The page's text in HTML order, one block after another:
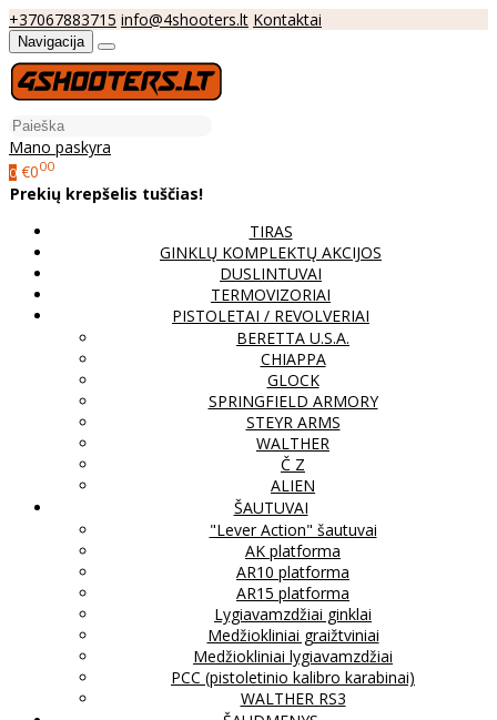
+37067883715 info@4shooters.lt Kontaktai
Navigacija
Mano paskyra
0 €000
Prekių krepšelis tuščias!
TIRAS
GINKLŲ KOMPLEKTŲ AKCIJOS
DUSLINTUVAI
TERMOVIZORIAI
PISTOLETAI / REVOLVERIAI
BERETTA U.S.A.
CHIAPPA
GLOCK
SPRINGFIELD ARMORY
STEYR ARMS
WALTHER
Č Z
ALIEN
ŠAUTUVAI
"Lever Action" šautuvai
AK platforma
AR10 platforma
AR15 platforma
Lygiavamzdžiai ginklai
Medžiokliniai graižtviniai
Medžiokliniai lygiavamzdžiai
PCC (pistoletinio kalibro karabinai)
WALTHER RS3